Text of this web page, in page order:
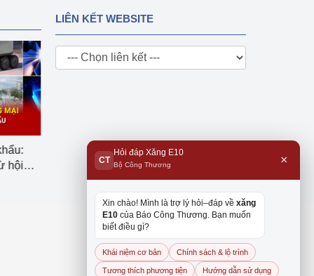
ý kiến
về
Sản phẩm nhôm thỏi đầu
tiên mở dấu mốc mới cho
ngành luyện kim Việt Nam
Tái cấu trúc chuỗi
Cơ hội nào cho
Việt Nam?
LIÊN KẾT WEBSITE
CT
Hỏi đáp Xăng E10
Bộ Công Thương ×
Xin chào! Mình là trợ lý hỏi–đáp về xăng
E10 của Báo Công Thương. Bạn muốn
biết điều gì?
Khái niệm cơ bản Chính sách & lộ trình
Tương thích phương tiện Hướng dẫn sử dụng